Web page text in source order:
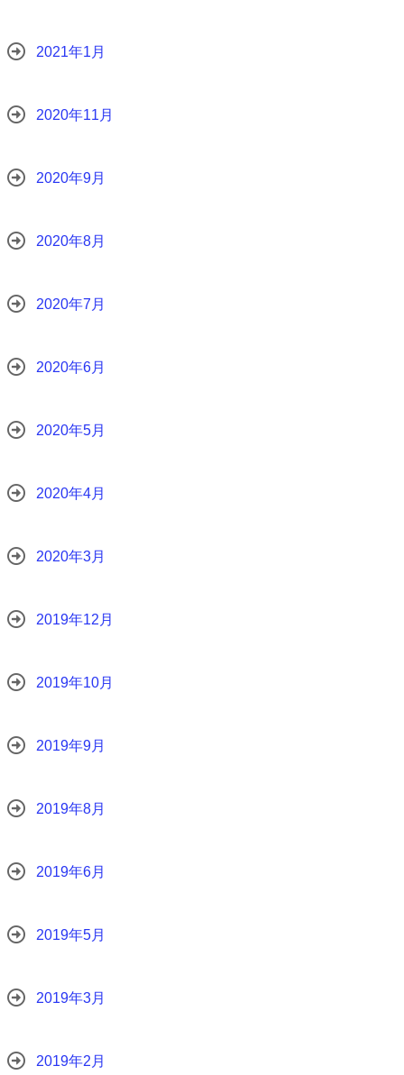
2021年1月
2020年11月
2020年9月
2020年8月
2020年7月
2020年6月
2020年5月
2020年4月
2020年3月
2019年12月
2019年10月
2019年9月
2019年8月
2019年6月
2019年5月
2019年3月
2019年2月